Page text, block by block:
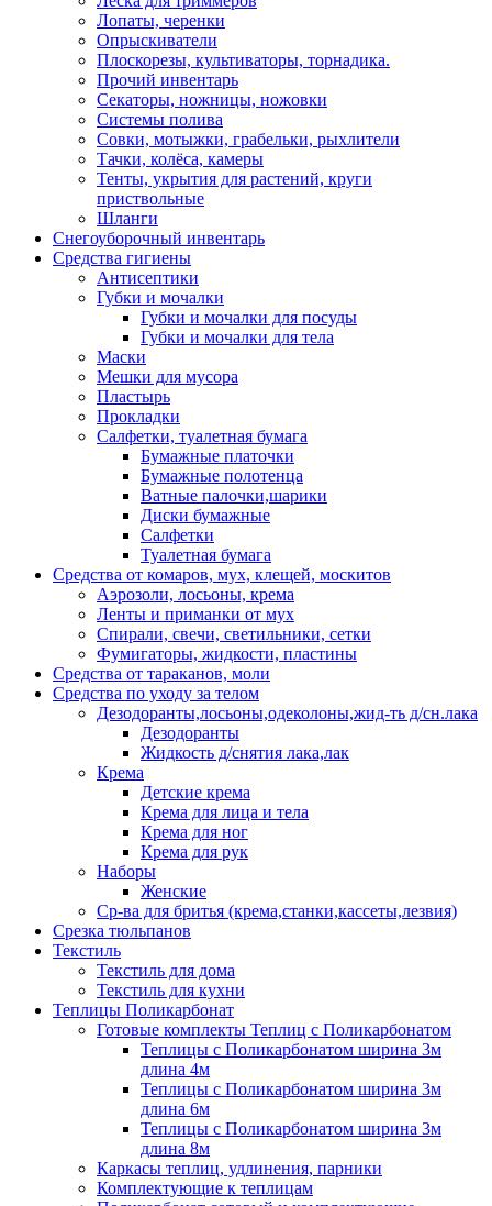
Лопаты, черенки
Опрыскиватели
Плоскорезы, культиваторы, торнадика.
Прочий инвентарь
Секаторы, ножницы, ножовки
Системы полива
Совки, мотыжки, грабельки, рыхлители
Тачки, колёса, камеры
Тенты, укрытия для растений, круги
приствольные
Шланги
Снегоуборочный инвентарь
Средства гигиены
Антисептики
Губки и мочалки
Губки и мочалки для посуды
Губки и мочалки для тела
Маски
Мешки для мусора
Пластырь
Прокладки
Салфетки, туалетная бумага
Бумажные платочки
Бумажные полотенца
Ватные палочки,шарики
Диски бумажные
Салфетки
Туалетная бумага
Средства от комаров, мух, клещей, москитов
Аэрозоли, лосьоны, крема
Ленты и приманки от мух
Спирали, свечи, светильники, сетки
Фумигаторы, жидкости, пластины
Средства от тараканов, моли
Средства по уходу за телом
Дезодоранты,лосьоны,одеколоны,жид-ть д/сн.лака
Дезодоранты
Жидкость д/снятия лака,лак
Крема
Детские крема
Крема для лица и тела
Крема для ног
Крема для рук
Наборы
Женские
Ср-ва для бритья (крема,станки,кассеты,лезвия)
Срезка тюльпанов
Текстиль
Текстиль для дома
Текстиль для кухни
Теплицы Поликарбонат
Готовые комплекты Теплиц с Поликарбонатом
Теплицы с Поликарбонатом ширина 3м
длина 4м
Теплицы с Поликарбонатом ширина 3м
длина 6м
Теплицы с Поликарбонатом ширина 3м
длина 8м
Каркасы теплиц, удлинения, парники
Комплектующие к теплицам